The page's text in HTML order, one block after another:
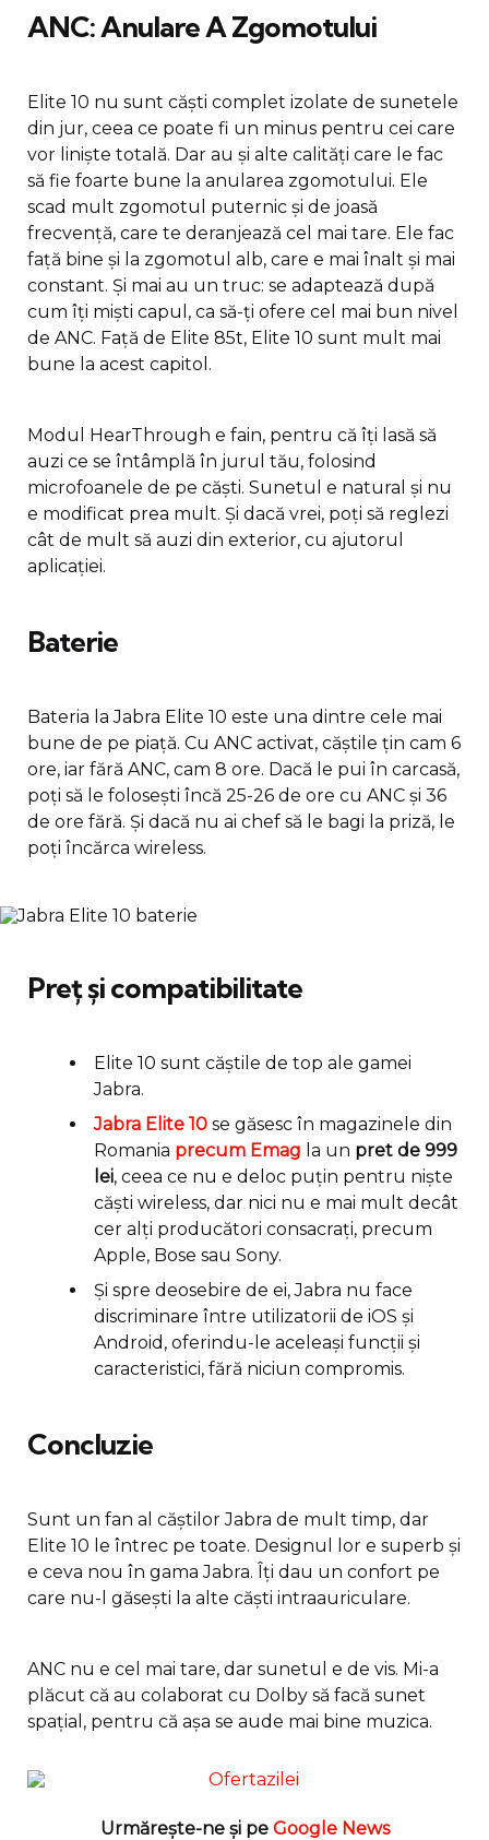
ANC: Anulare A Zgomotului
Elite 10 nu sunt căști complet izolate de sunetele
din jur, ceea ce poate fi un minus pentru cei care
vor liniște totală. Dar au și alte calități care le fac
să fie foarte bune la anularea zgomotului. Ele
scad mult zgomotul puternic și de joasă
frecvență, care te deranjează cel mai tare. Ele fac
față bine și la zgomotul alb, care e mai înalt și mai
constant. Și mai au un truc: se adaptează după
cum îți miști capul, ca să-ți ofere cel mai bun nivel
de ANC. Față de Elite 85t, Elite 10 sunt mult mai
bune la acest capitol.
Modul HearThrough e fain, pentru că îți lasă să
auzi ce se întâmplă în jurul tău, folosind
microfoanele de pe căști. Sunetul e natural și nu
e modificat prea mult. Și dacă vrei, poți să reglezi
cât de mult să auzi din exterior, cu ajutorul
aplicației.
Baterie
Bateria la Jabra Elite 10 este una dintre cele mai
bune de pe piață. Cu ANC activat, căștile țin cam 6
ore, iar fără ANC, cam 8 ore. Dacă le pui în carcasă,
poți să le folosești încă 25-26 de ore cu ANC și 36
de ore fără. Și dacă nu ai chef să le bagi la priză, le
poți încărca wireless.
Preț și compatibilitate
Elite 10 sunt căștile de top ale gamei
Jabra.
Jabra El ite 10 se găsesc în magazinele din
Romania precum Emag la un pret de 999
lei, ceea ce nu e deloc puțin pentru niște
căști wireless, dar nici nu e mai mult decât
cer alți producători consacrați, precum
Apple, Bose sau Sony.
Și spre deosebire de ei, Jabra nu face
discriminare între utilizatorii de iOS și
Android, oferindu-le aceleași funcții și
caracteristici, fără niciun compromis.
Concluzie
Sunt un fan al căștilor Jabra de mult timp, dar
Elite 10 le întrec pe toate. Designul lor e superb și
e ceva nou în gama Jabra. Îți dau un confort pe
care nu-l găsești la alte căști intraauriculare.
ANC nu e cel mai tare, dar sunetul e de vis. Mi-a
plăcut că au colaborat cu Dolby să facă sunet
spațial, pentru că așa se aude mai bine muzica.
Urmărește-ne și pe Google News